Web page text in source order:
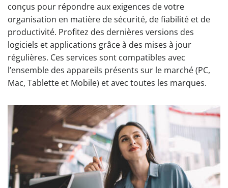
conçus pour répondre aux exigences de votre
organisation en matière de sécurité, de fiabilité et de
productivité. Profitez des dernières versions des
logiciels et applications grâce à des mises à jour
régulières. Ces services sont compatibles avec
l’ensemble des appareils présents sur le marché (PC,
Mac, Tablette et Mobile) et avec toutes les marques.